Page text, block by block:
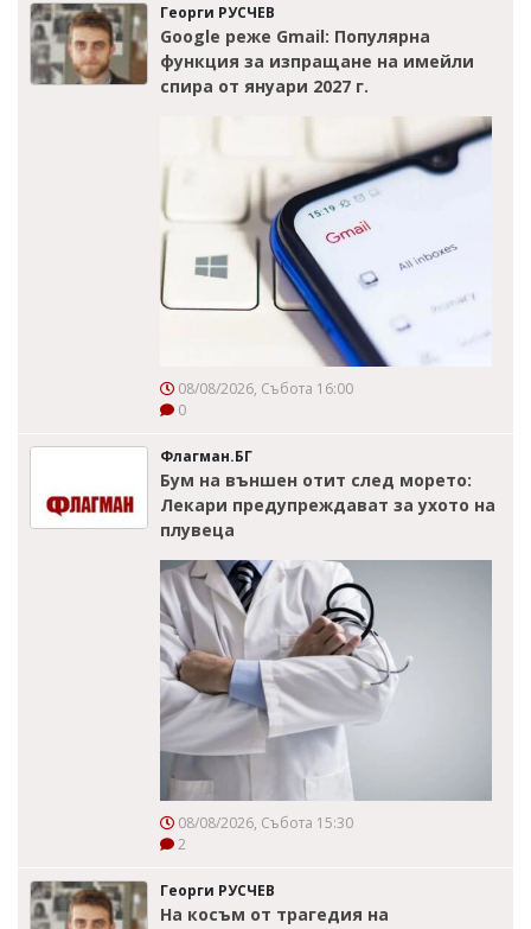
Георги РУСЧЕВ
Google реже Gmail: Популярна
функция за изпращане на имейли
спира от януари 2027 г.
08/08/2026, Събота 16:00
0
Флагман.БГ
Бум на външен отит след морето:
Лекари предупреждават за ухото на
плувеца
08/08/2026, Събота 15:30
2
Георги РУСЧЕВ
На косъм от трагедия на